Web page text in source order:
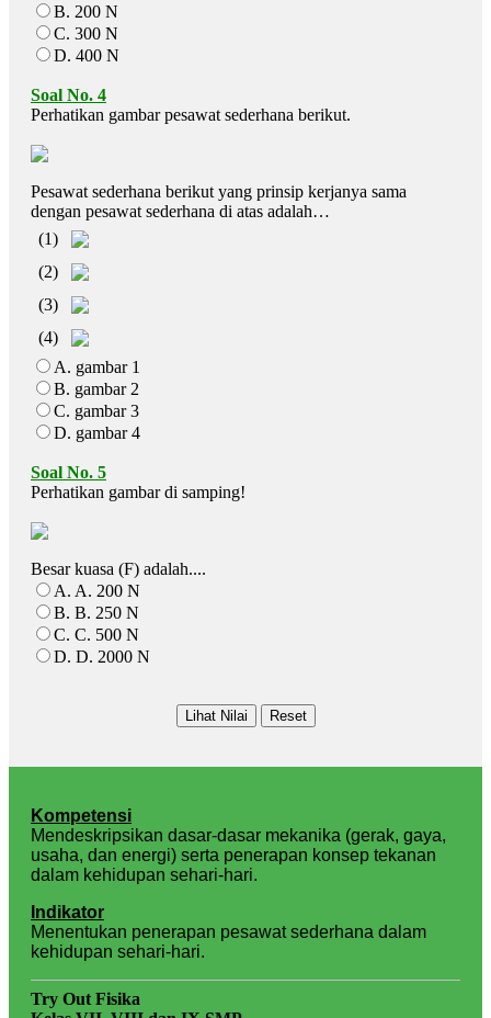
B. 200 N
C. 300 N
D. 400 N
Soal No. 4
Perhatikan gambar pesawat sederhana berikut.
Pesawat sederhana berikut yang prinsip kerjanya sama
dengan pesawat sederhana di atas adalah…
(1)
(2)
(3)
(4)
A. gambar 1
B. gambar 2
C. gambar 3
D. gambar 4
Soal No. 5
Perhatikan gambar di samping!
Besar kuasa (F) adalah....
A. A. 200 N
B. B. 250 N
C. C. 500 N
D. D. 2000 N
Kompetensi
Mendeskripsikan dasar-dasar mekanika (gerak, gaya,
usaha, dan energi) serta penerapan konsep tekanan
dalam kehidupan sehari-hari.
Indikator
Menentukan penerapan pesawat sederhana dalam
kehidupan sehari-hari.
Try Out Fisika